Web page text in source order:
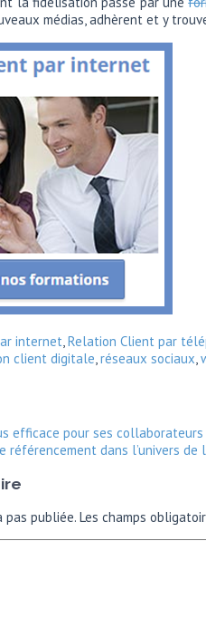
médias, adhèrent et y
internet,Relation Client par
client digitale,réseaux sociaux,
efficace pour ses collaborateurs
référencement dans l’univers de
pas publiée. Les champs